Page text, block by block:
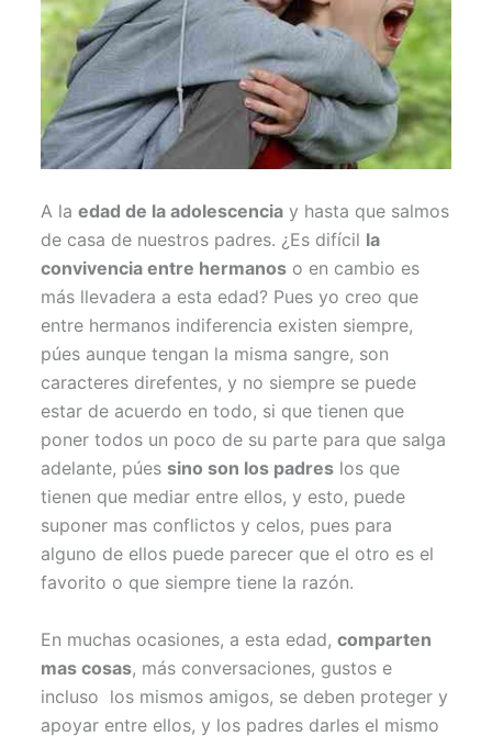
A laedad de la adolescencia y hasta que salmos
de casa de nuestros padres. ¿Es difícil la
convivencia entre hermanos o en cambio es
más llevadera a esta edad? Pues yo creo que
entre hermanos indiferencia existen siempre,
púes aunque tengan la misma sangre, son
caracteres direfentes, y no siempre se puede
estar de acuerdo en todo, si que tienen que
poner todos un poco de su parte para que salga
adelante, púes sino son los padres los que
tienen que mediar entre ellos, y esto, puede
suponer mas conflictos y celos, pues para
alguno de ellos puede parecer que el otro es el
favorito o que siempre tiene la razón.
En muchas ocasiones, a esta edad,comparten
mas cosas, más conversaciones, gustos e
incluso los mismos amigos, se deben proteger y
apoyar entre ellos, y los padres darles el mismo